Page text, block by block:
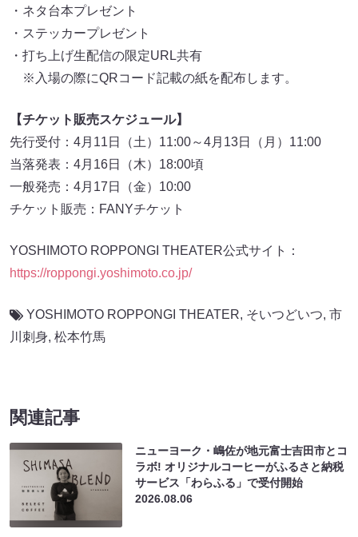
・ネタ台本プレゼント
・ステッカープレゼント
・打ち上げ生配信の限定URL共有
※入場の際にQRコード記載の紙を配布します。
【チケット販売スケジュール】
先行受付：4月11日（土）11:00～4月13日（月）11:00
当落発表：4月16日（木）18:00頃
一般発売：4月17日（金）10:00
チケット販売：FANYチケット
YOSHIMOTO ROPPONGI THEATER公式サイト：
https://roppongi.yoshimoto.co.jp/
YOSHIMOTO ROPPONGI THEATER, そいつどいつ, 市
川刺身, 松本竹馬
関連記事
ニューヨーク・嶋佐が地元富士吉田市とコ
ラボ! オリジナルコーヒーがふるさと納税
サービス「わらふる」で受付開始
2026.08.06